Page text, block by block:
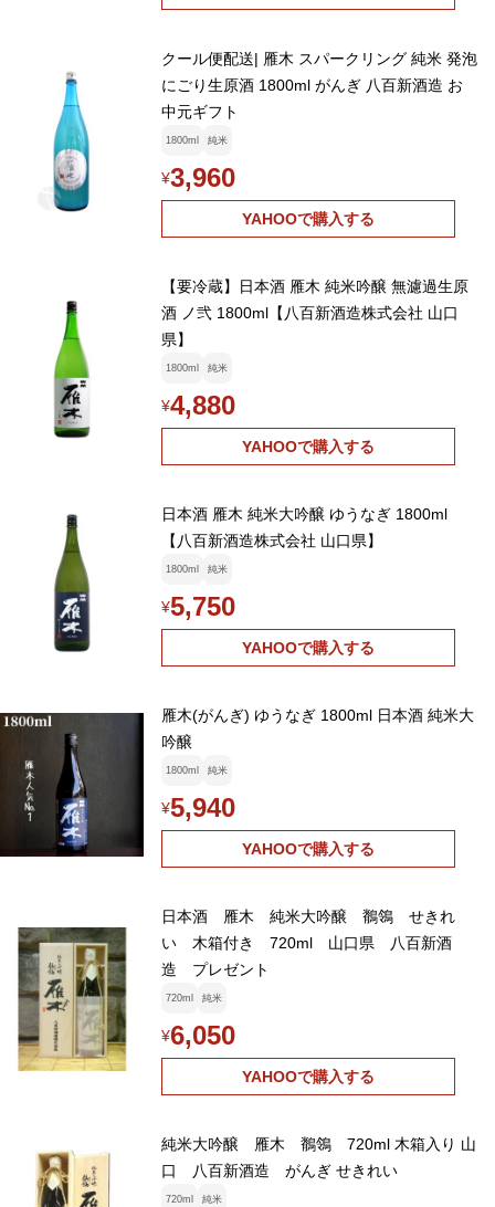
クール便配送| 雁木 スパークリング 純米 発泡
にごり生原酒 1800ml がんぎ 八百新酒造 お
中元ギフト
1800ml 純米
¥3,960
YAHOOで購入する
【要冷蔵】日本酒 雁木 純米吟醸 無濾過生原
酒 ノ弐 1800ml【八百新酒造株式会社 山口
県】
1800ml 純米
¥4,880
YAHOOで購入する
日本酒 雁木 純米大吟醸 ゆうなぎ 1800ml
【八百新酒造株式会社 山口県】
1800ml 純米
¥5,750
YAHOOで購入する
雁木(がんぎ) ゆうなぎ 1800ml 日本酒 純米大
吟醸
1800ml 純米
¥5,940
YAHOOで購入する
日本酒 雁木 純米大吟醸 鶺鴒 せきれ
い 木箱付き 720ml 山口県 八百新酒
造 プレゼント
720ml 純米
¥6,050
YAHOOで購入する
純米大吟醸 雁木 鶺鴒 720ml 木箱入り 山
口 八百新酒造 がんぎ せきれい
720ml 純米